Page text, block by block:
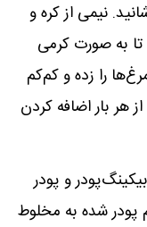
نیمی از کره و
تا به صورت کرمی
۳ عدد از تخم‌مرغ‌ها را زده و کم‌کم
هر بار اضافه کردن
و پودر
پودر شده به مخلوط